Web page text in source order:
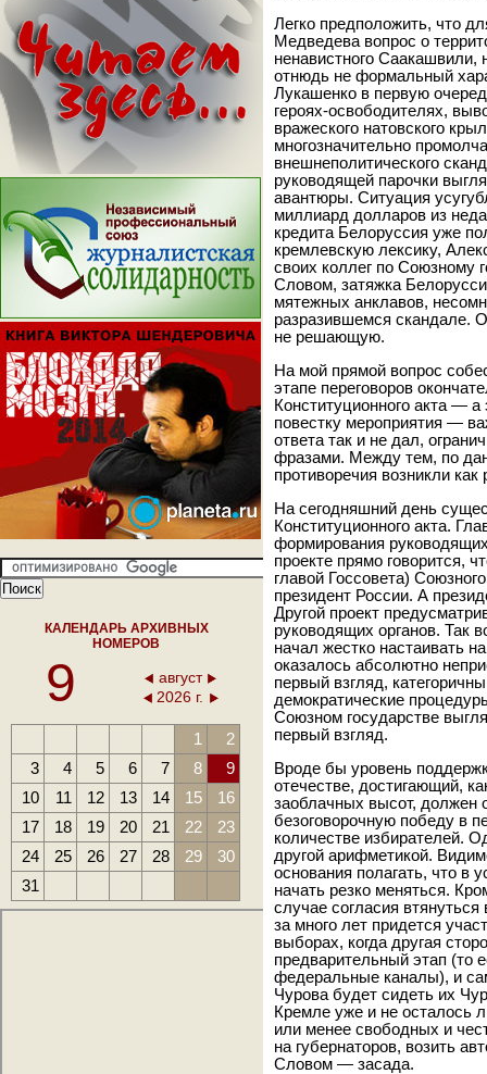
КАЛЕНДАРЬ АРХИВНЫХ
НОМЕРОВ
9
август
2026 г.
1
2
3
4 5 6 7 8
9
10
11 12 13 14 15
16
17
18 19 20 21 22
23
24
25 26 27 28 29
30
31
Легко предположить, что
Медведева вопрос о
ненавистного Саакашвили,
отнюдь не формальный
Лукашенко в первую
героях-освободителях,
вражеского натовского
многозначительно
внешнеполитического
руководящей парочки
авантюры. Ситуация
миллиард долларов из
кредита Белоруссия уже
кремлевскую лексику,
своих коллег по Союзному
Словом, затяжка
мятежных анклавов,
разразившемся скандале.
не решающую.
На мой прямой вопрос
этапе переговоров
Конституционного акта —
повестку мероприятия —
ответа так и не дал,
фразами. Между тем, по
противоречия возникли
На сегодняшний день
Конституционного акта.
формирования
проекте прямо говорится,
главой Госсовета)
президент России. А
Другой проект
руководящих органов. Так
начал жестко настаивать
оказалось абсолютно
первый взгляд,
демократические
Союзном государстве
первый взгляд.
Вроде бы уровень
отечестве, достигающий,
заоблачных высот, должен
безоговорочную победу в
количестве избирателей.
другой арифметикой.
основания полагать, что в
начать резко меняться.
случае согласия
за много лет придется
выборах, когда другая
предварительный этап (то
федеральные каналы), и
Чурова будет сидеть их
Кремле уже и не осталось
или менее свободных и
на губернаторов, возить
Словом — засада.